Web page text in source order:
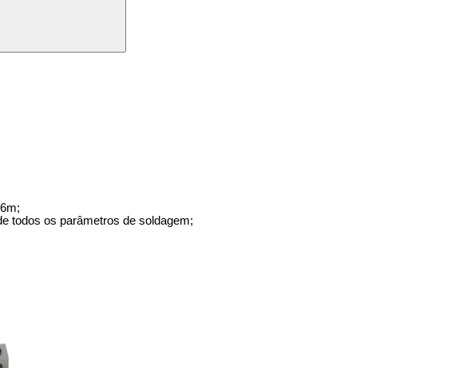
todos os parâmetros de soldagem;